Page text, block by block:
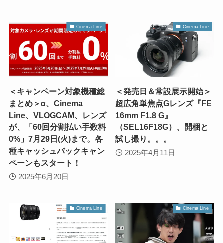
Cinema Line
＜キャンペーン対象機種総
まとめ＞α、Cinema
Line、VLOGCAM、レンズ
が、「60回分割払い手数料
0%」7月29日(火)まで。各
種キャッシュバックキャン
ペーンもスタート！
2025年6月20日
Cinema Line
＜発売日＆常設展示開始＞
超広角単焦点Gレンズ『FE
16mm F1.8 G』
（SEL16F18G）、開梱と
試し撮り。。。
2025年4月11日
Cinema Line Cinema Line